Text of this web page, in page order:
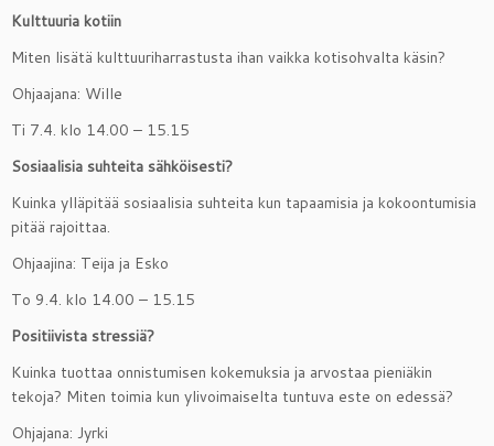
Kulttuuria kotiin
Miten lisätä kulttuuriharrastusta ihan vaikka kotisohvalta käsin?
Ohjaajana: Wille
Ti 7.4. klo 14.00 – 15.15
Sosiaalisia suhteita sähköisesti?
Kuinka ylläpitää sosiaalisia suhteita kun tapaamisia ja kokoontumisia
pitää rajoittaa.
Ohjaajina: Teija ja Esko
To 9.4. klo 14.00 – 15.15
Positiivista stressiä?
Kuinka tuottaa onnistumisen kokemuksia ja arvostaa pieniäkin
tekoja? Miten toimia kun ylivoimaiselta tuntuva este on edessä?
Ohjajana: Jyrki